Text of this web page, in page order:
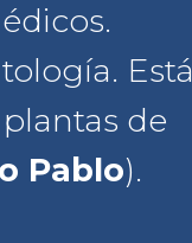
Está
de
Pablo).